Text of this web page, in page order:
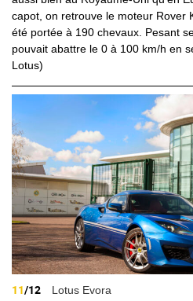
capot, on retrouve le moteur Rover
été portée à 190 chevaux. Pesant
pouvait abattre le 0 à 100 km/h en
Lotus)
11/12
Lotus Evora